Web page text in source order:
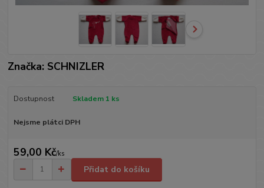
Značka: SCHNIZLER
Dostupnost Skladem 1 ks
Nejsme plátci DPH
59,00 Kč/ks
Přidat do košíku